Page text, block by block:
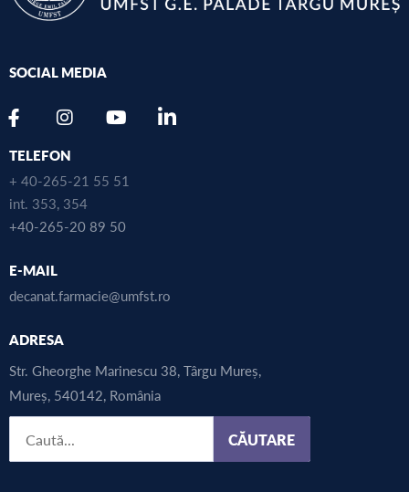
SOCIAL MEDIA
TELEFON
+ 40-265-21 55 51
int. 353, 354
+40-265-20 89 50
E-MAIL
decanat.farmacie@umfst.ro
ADRESA
Str. Gheorghe Marinescu 38, Târgu Mureș,
Mureș, 540142, România
CĂUTARE